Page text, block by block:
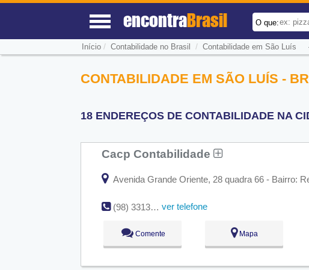
encontraBrasil O que:
Início/ Contabilidade no Brasil / Contabilidade em São Luís
CONTABILIDADE EM SÃO LUÍS -
18 ENDEREÇOS DE CONTABILIDADE NA
Cacp Contabilidade
Avenida Grande Oriente, 28 quadra 66 - Bairro:
(98) 3313-3838 ver telefone
Comente Mapa